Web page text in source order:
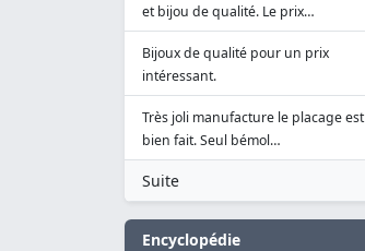
et bijou de qualité. Le prix…
Bijoux de qualité pour un prix
intéressant.
Très joli manufacture le placage est
bien fait. Seul bémol…
Suite
Encyclopédie